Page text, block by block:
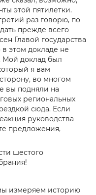
этой пятилетки.
раз говорю, по
прежде всего
Главой государства
этом докладе не
Мой доклад был
я вам
во многом
вы подняли на
региональных
сюда. Если
руководства
предложения,
шестого
измеряем историю